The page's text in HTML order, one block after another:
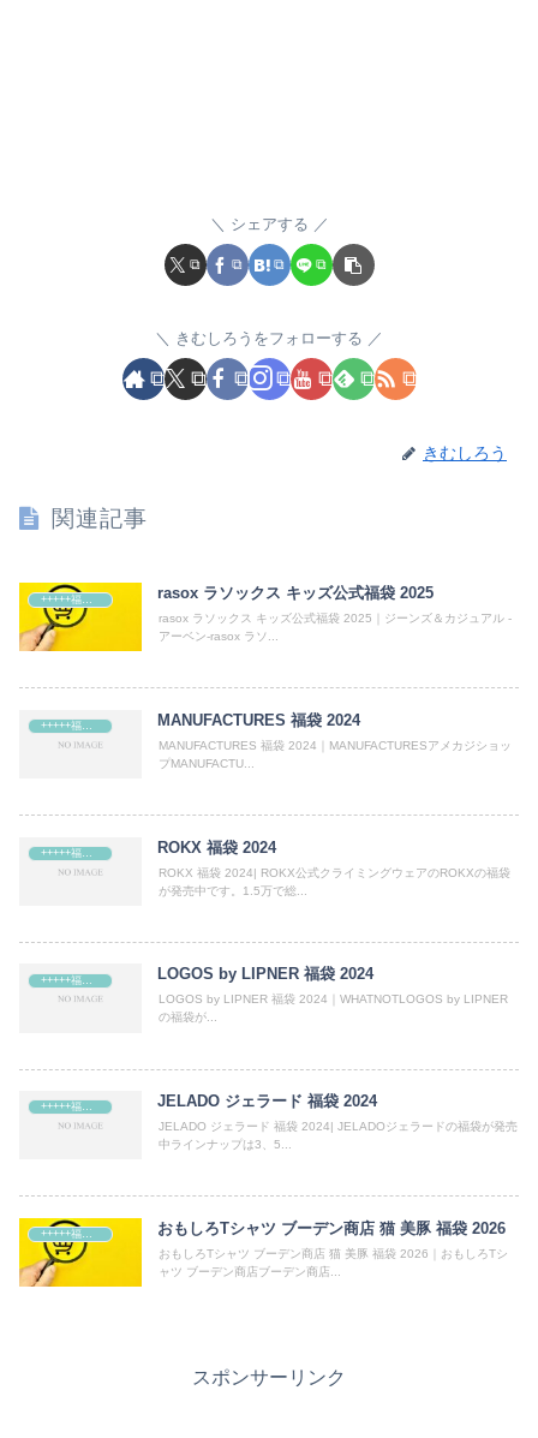
シェアする
きむしろうをフォローする
きむしろう
関連記事
rasox ラソックス キッズ公式福袋 2025
rasox ラソックス キッズ公式福袋 2025｜ジーンズ＆カジュアル -
アーベン-rasox ラソ...
+++++福袋++++++ MANUFACTURES 福袋 2024
MANUFACTURES 福袋 2024｜MANUFACTURESアメカジショッ
プMANUFACTU...
ROKX 福袋 2024
ROKX 福袋 2024| ROKX公式クライミングウェアのROKXの福袋
が発売中です。1.5万で総...
LOGOS by LIPNER 福袋 2024
LOGOS by LIPNER 福袋 2024｜WHATNOTLOGOS by LIPNER
の福袋が...
+++++福袋++++++ JELADO ジェラード 福袋 2024
JELADO ジェラード 福袋 2024| JELADOジェラードの福袋が発売
中ラインナップは3、5...
+++++福袋++++++ おもしろTシャツ ブーデン商店 猫 美豚 福袋 2026
おもしろTシャツ ブーデン商店 猫 美豚 福袋 2026｜おもしろTシ
ャツ ブーデン商店ブーデン商店...
スポンサーリンク